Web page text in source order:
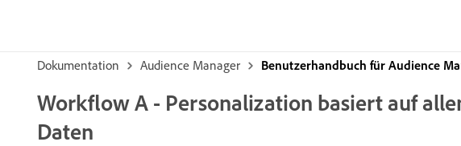
Dokumentation Audience Manager Benutzerhandbuch für Audience
Workflow A - Personalization basiert auf
Daten